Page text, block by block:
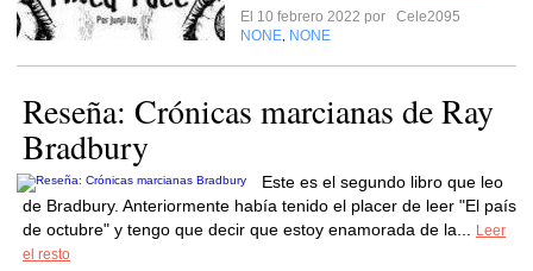
El 10 febrero 2022 por
Cele2095
NONE NONE
Reseña: Crónicas marcianas de Ray
Bradbury
Este es el segundo libro que leo
de Bradbury. Anteriormente había tenido el placer de leer "El país
de octubre" y tengo que decir que estoy enamorada de la...
Leer
el resto